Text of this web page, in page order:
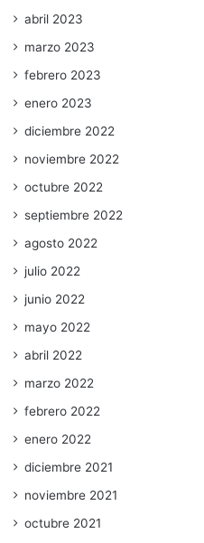
abril 2023
marzo 2023
febrero 2023
enero 2023
diciembre 2022
noviembre 2022
octubre 2022
septiembre 2022
agosto 2022
julio 2022
junio 2022
mayo 2022
abril 2022
marzo 2022
febrero 2022
enero 2022
diciembre 2021
noviembre 2021
octubre 2021